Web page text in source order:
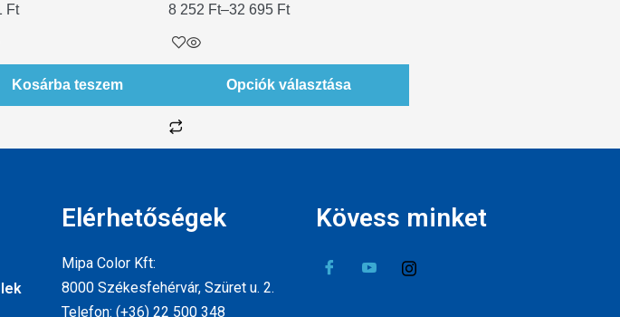
Ft
Kosárba teszem
8 252 Ft–32 695 Ft
Opciók választása
Elérhetőségek
Mipa Color Kft:
8000 Székesfehérvár, Szüret u. 2.
Telefon: (+36) 22 500 348
Kövess minket